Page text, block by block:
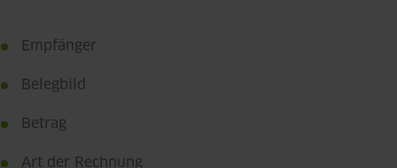
Empfänger
Belegbild
Betrag
Art der Rechnung